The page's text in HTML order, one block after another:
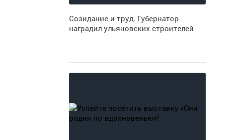
Созидание и труд. Губернатор
наградил ульяновских строителей